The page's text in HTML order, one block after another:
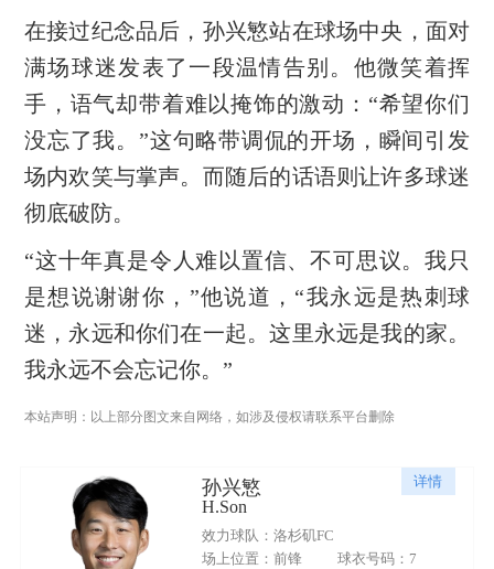
在接过纪念品后，孙兴慜站在球场中央，面对
满场球迷发表了一段温情告别。他微笑着挥
手，语气却带着难以掩饰的激动：“希望你们
没忘了我。”这句略带调侃的开场，瞬间引发
场内欢笑与掌声。而随后的话语则让许多球迷
彻底破防。
“这十年真是令人难以置信、不可思议。我只
是想说谢谢你，”他说道，“我永远是热刺球
迷，永远和你们在一起。这里永远是我的家。
我永远不会忘记你。”
本站声明：以上部分图文来自网络，如涉及侵权请联系平台删除
详情
孙兴慜
H.Son
效力球队：洛杉矶FC
场上位置：前锋
球衣号码：7